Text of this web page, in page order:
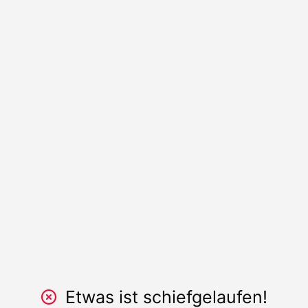
Etwas ist schiefgelaufen!